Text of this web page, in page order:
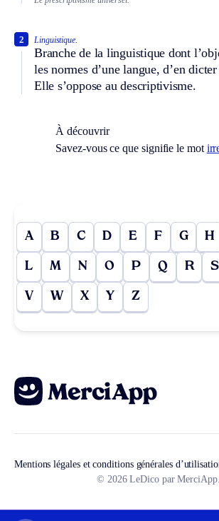
Linguistique.
Branche de la linguistique dont
les normes d’une langue, d’en
Elle s’oppose au descriptivisme.
2
À découvrir
Savez-vous ce que signifie le mot
A B C D E F G H
L M N O P Q R S
V W X Y Z
Mentions légales et conditions générales
© 2026 LeDico par